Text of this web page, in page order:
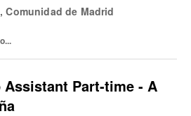
comerciales, recepción de
,Comunidad de Madrid
Assistant Part-time - A